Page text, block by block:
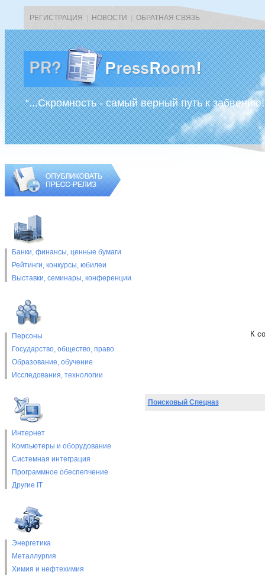
РЕГИСТРАЦИЯ НОВОСТИ ОБРАТНАЯ СВЯЗЬ
“...Скромность - самый верный путь к
Банки, финансы, ценные бумаги
Рейтинги, конкурсы, юбилеи
Выставки, cеминары, конференции
Персоны
Государство, общество, право
Образование, обучение
Исследования, технологии
Интернет
Компьютеры и оборудование
Системная интеграция
Программное обеспепчение
Другие IT
Энергетика
Металлургия
Химия и нефтехимия
К
Поисковый Спецназ